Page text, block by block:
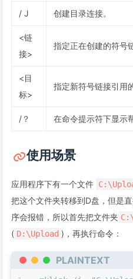
/ J 创建目录连接。
<链
接>
指定正在创建的符号
<目
标>
指定新符号链接引用
/？ 在命令提示符下显示
使用场景
应用程序下有一个文件
把这个文件夹转移到D盘，但是
序会报错，所以首先把文件夹
( D:\Upload )，再执行命令：
PLAINTEXT